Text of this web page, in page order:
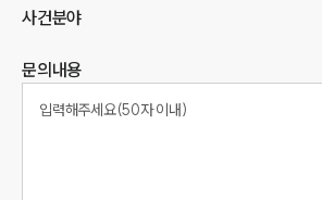
사건분야
문의내용